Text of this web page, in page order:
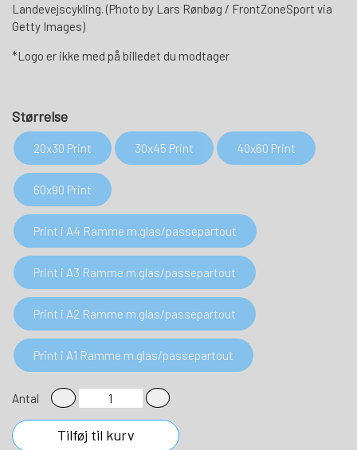
Landevejscykling. (Photo by Lars Rønbøg / FrontZoneSport via
Getty Images)
*Logo er ikke med på billedet du modtager
Størrelse
20x30 Print 30x45 Print 40x60 Print
60x90 Print
Print i A4 Ramme m.glas/passepartout
Print i A3 Ramme m.glas/passepartout
Print i A2 Ramme m.glas/passepartout
Print i A1 Ramme m.glas/passepartout
Antal
Tilføj til kurv